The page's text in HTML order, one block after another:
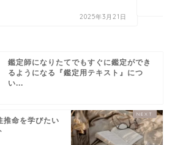
2025年3月21日
鑑定師になりたてでもすぐに鑑定ができ
るようになる『鑑定用テキスト』につ
い...
推命を学びたい